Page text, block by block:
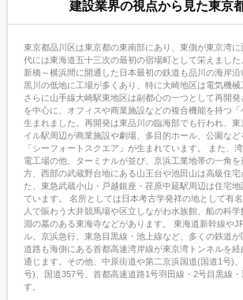
建設業界の視点から見た東京
東京都品川区は東京都の東南部にあり、東側が東京湾
代には東海道五十三次の最初の宿場町として栄えまし
新橋～横浜間に開通した日本最初の鉄道も品川の海岸
黒川の低地に工場が多くあり、特に大崎地区は電気機械
さらに山手線大崎駅東地区は副都心の一つとして再開
を中心に、オフィスや商業施設などの複合機能を持つ
生まれました。再開発は東品川の臨海部でも行われ、
イル駅周辺が商業施設や劇場、多目的ホール、公園な
「シーフォートスクエア」が生まれています。 また、
電工場の他、ターミナルが並び、京浜工業地帯の一角
方、西部の武蔵野台地にある山王台や池田山は高級住宅
た、東急武蔵小山・戸越銀座・荏原中延駅周辺は住宅
ています。 名所としては日本考古学発祥の地として有
人で賑わう大井競馬場や区立しながわ水族館、船の科
淵の墓のある東海寺などがあります。 東海道新幹線や
ル、京浜急行、東急目黒線・池上線など、多くの鉄道が
道路も海側にある首都高速湾岸線が東京湾トンネルを
通じます。その他、中原街道や第二京浜国道(国道1号)
号)、国道357号、首都高速道路1号羽田線・2号目黒線
す。